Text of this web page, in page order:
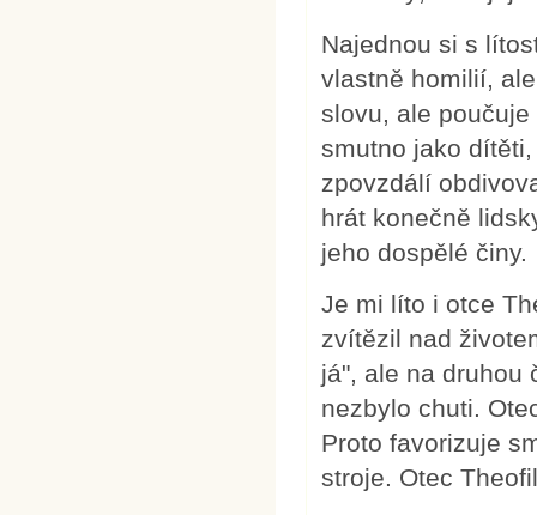
Najednou si s
vlastně homilií,
slovu, ale
smutno jako
zpovzdálí
hrát konečně
jeho dospělé činy.
Je mi líto i otce
zvítězil nad
já", ale na druhou
nezbylo chuti.
Proto favorizuje
stroje. Otec